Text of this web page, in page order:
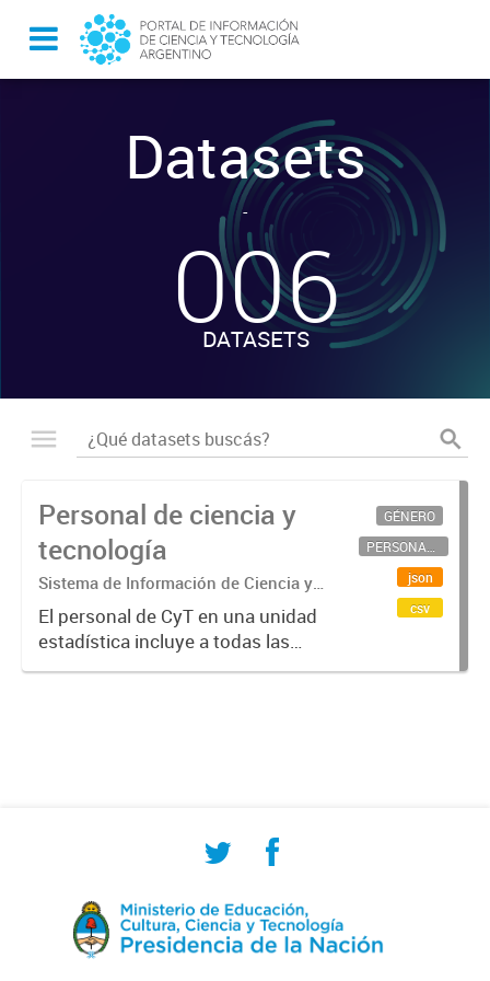
Datasets
-
006
DATASETS
Personal de ciencia y
tecnología
Sistema de Información de Ciencia y
Tecnología Argentino (SICYTAR)
El personal de CyT en una unidad
estadística incluye a todas las
personas involucradas
GÉNERO
PERSONAL CIENTÍFICO-TECNOLÓGICO
json
csv